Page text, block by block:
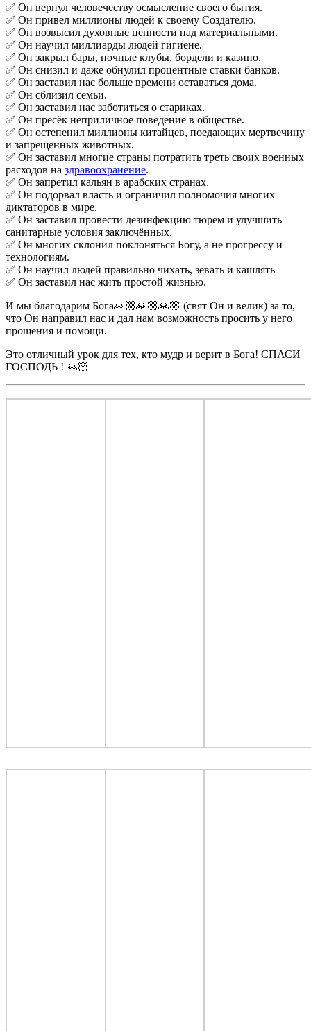
✅ Он вернул человечеству осмысление своего бытия.
✅ Он привел миллионы людей к своему Создателю.
✅ Он возвысил духовные ценности над материальными.
✅ Он научил миллиарды людей гигиене.
✅ Он закрыл бары, ночные клубы, бордели и казино.
✅ Он снизил и даже обнулил процентные ставки банков.
✅ Он заставил нас больше времени оставаться дома.
✅ Он сблизил семьи.
✅ Он заставил нас заботиться о стариках.
✅ Он пресёк неприличное поведение в обществе.
✅ Он остепенил миллионы китайцев, поедающих мертвечину
и запрещенных животных.
✅ Он заставил многие страны потратить треть своих военных
расходов на здравоохранение.
✅ Он запретил кальян в арабских странах.
✅ Он подорвал власть и ограничил полномочия многих
диктаторов в мире.
✅ Он заставил провести дезинфекцию тюрем и улучшить
санитарные условия заключённых.
✅ Он многих склонил поклоняться Богу, а не прогрессу и
технологиям.
✅ Он научил людей правильно чихать, зевать и кашлять
✅ Он заставил нас жить простой жизнью.
И мы благодарим Бога🙏🏼🙏🏼🙏🏼 (свят Он и велик) за то,
что Он направил нас и дал нам возможность просить у него
прощения и помощи.
Это отличный урок для тех, кто мудр и верит в Бога! СПАСИ
ГОСПОДЬ ! 🙏🏻